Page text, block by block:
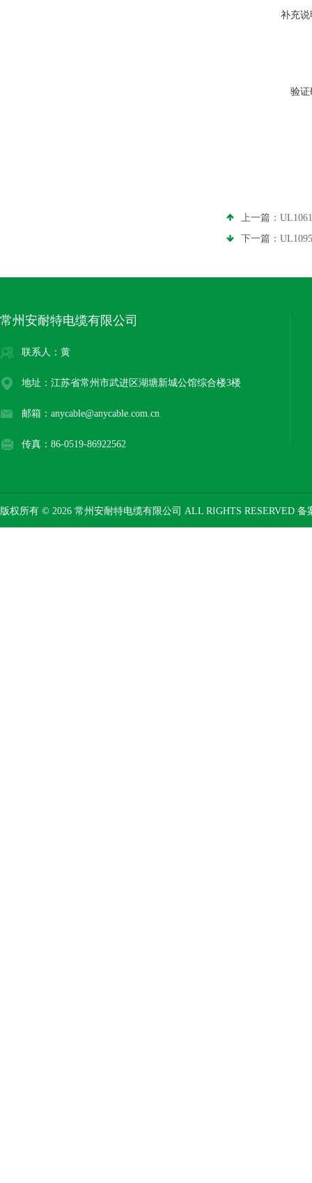
补充说
验证
上一篇：
下一篇：
常州安耐特电缆有限公司
联系人：黄
地址：江苏省常州市武进区湖塘新城公馆综合楼3楼
邮箱：anycable@anycable.com.cn
传真：86-0519-86922562
版权所有 © 2026 常州安耐特电缆有限公司 ALL RIGHTS RESERVED 备